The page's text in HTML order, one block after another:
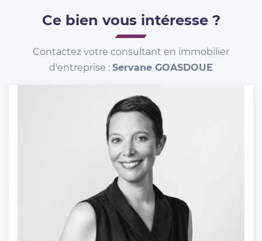
Ce bien vous intéresse ?
Contactez votre consultant en immobilier
d'entreprise : Servane GOASDOUE